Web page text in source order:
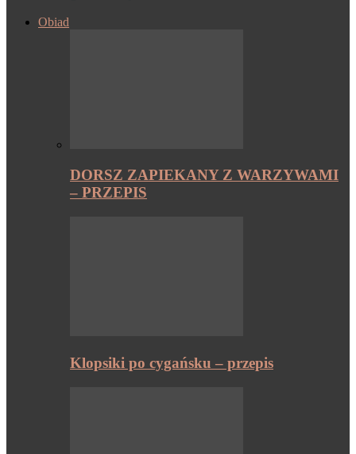
Obiad
DORSZ ZAPIEKANY Z WARZYWAMI
– PRZEPIS
Klopsiki po cygańsku – przepis